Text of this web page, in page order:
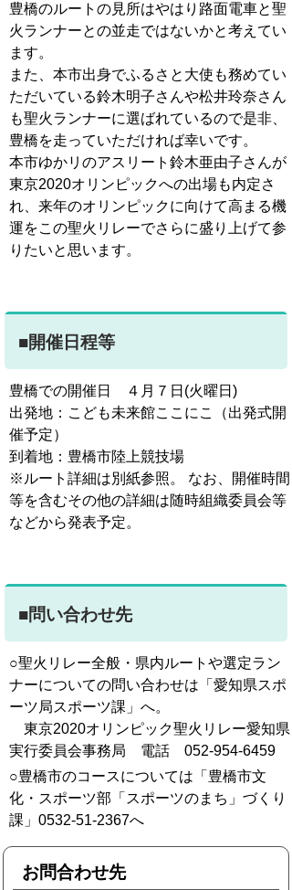
豊橋のルートの見所はやはり路面電車と聖
火ランナーとの並走ではないかと考えてい
ます。
また、本市出身でふるさと大使も務めてい
ただいている鈴木明子さんや松井玲奈さん
も聖火ランナーに選ばれているので是非、
豊橋を走っていただければ幸いです。
本市ゆかリのアスリート鈴木亜由子さんが
東京2020オリンピックへの出場も内定さ
れ、来年のオリンピックに向けて高まる機
運をこの聖火リレーでさらに盛り上げて参
りたいと思います。
■開催日程等
豊橋での開催日 ４月７日(火曜日)
出発地：こども未来館ここにこ（出発式開
催予定）
到着地：豊橋市陸上競技場
※ルート詳細は別紙参照。 なお、開催時間
等を含むその他の詳細は随時組織委員会等
などから発表予定。
■問い合わせ先
○聖火リレー全般・県内ルートや選定ラン
ナーについての問い合わせは「愛知県スポ
ーツ局スポーツ課」へ。
東京2020オリンピック聖火リレー愛知県
実行委員会事務局 電話 052-954-6459
○豊橋市のコースについては「豊橋市文
化・スポーツ部「スポーツのまち」づくり
課」0532-51-2367へ
お問合わせ先